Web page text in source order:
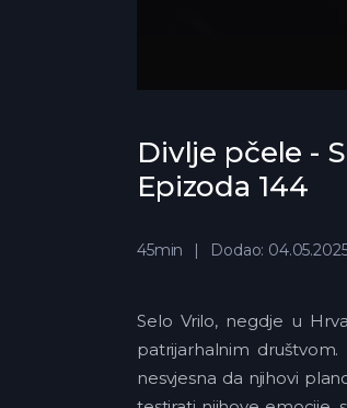
Divlje pčele -
Epizoda 144
45min Dodao:
Selo Vrilo, negdje u
patrijarhalnim društvom.
nesvjesna da njihovi